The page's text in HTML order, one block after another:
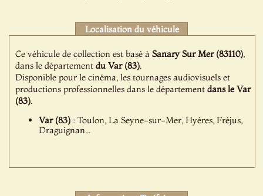
Localisation du véhicule
Ce véhicule de collection est basé àSanary Sur Mer (83110),
dans le départementdu Var (83).
Disponible pour le cinéma, les tournages audiovisuels et
productions professionnelles dans le départementdans le Var
(83).
Var (83) : Toulon, La Seyne-sur-Mer, Hyères, Fréjus,
Draguignan...